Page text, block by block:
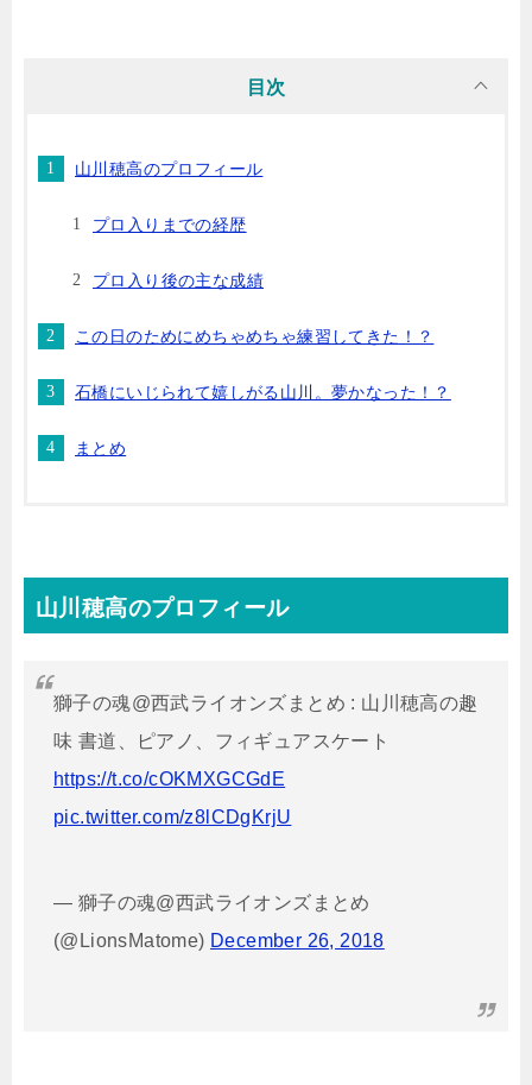
目次
山川穂高のプロフィール
プロ入りまでの経歴
プロ入り後の主な成績
この日のためにめちゃめちゃ練習してきた！？
石橋にいじられて嬉しがる山川。夢かなった！？
まとめ
山川穂高のプロフィール
獅子の魂@西武ライオンズまとめ : 山川穂高の趣
味 書道、ピアノ、フィギュアスケート
https://t.co/cOKMXGCGdE
pic.twitter.com/z8lCDgKrjU
— 獅子の魂@西武ライオンズまとめ
(@LionsMatome) December 26, 2018